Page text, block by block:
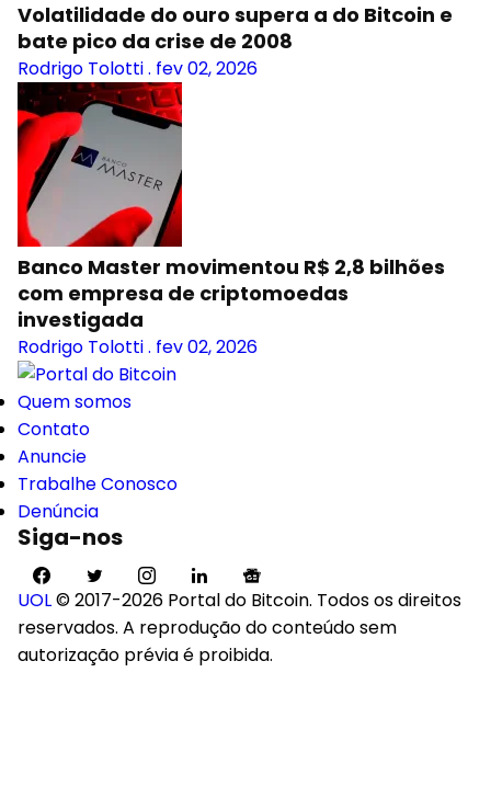
Volatilidade do ouro supera a do Bitcoin e
bate pico da crise de 2008
Rodrigo Tolotti. fev 02, 2026
Banco Master movimentou R$ 2,8 bilhões
com empresa de criptomoedas
investigada
Rodrigo Tolotti. fev 02, 2026
Quem somos
Contato
Anuncie
Trabalhe Conosco
Denúncia
Siga-nos
UOL© 2017-2026 Portal do Bitcoin. Todos os direitos
reservados. A reprodução do conteúdo sem
autorização prévia é proibida.